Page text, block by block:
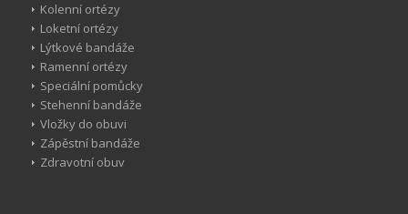
Kolenní ortézy
Loketní ortézy
Lýtkové bandáže
Ramenní ortézy
Speciální pomůcky
Stehenní bandáže
Vložky do obuvi
Zápěstní bandáže
Zdravotní obuv